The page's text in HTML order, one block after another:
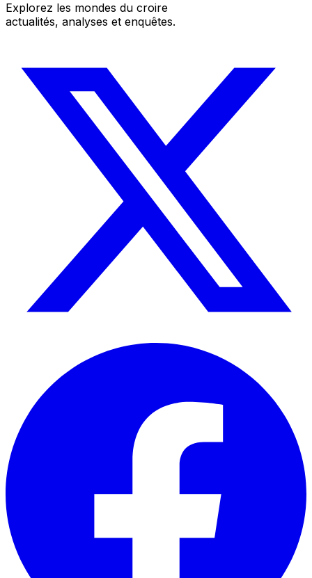
Explorez les mondes du croire
actualités, analyses et enquêtes.